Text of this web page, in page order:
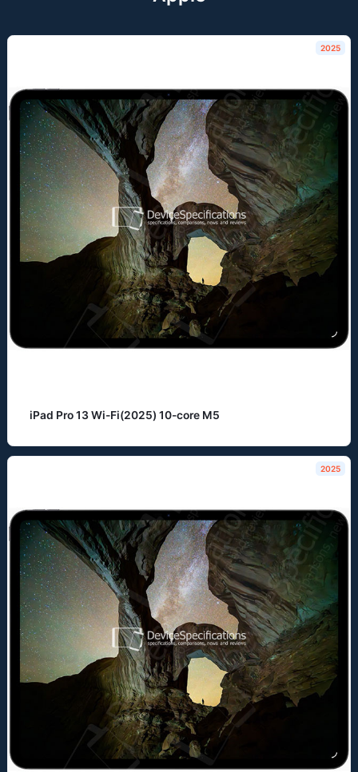
2025
iPad Pro 13 Wi-Fi(2025) 10-core M5
2025